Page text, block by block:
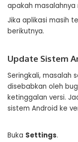
apakah masalahnya
Jika aplikasi masih
berikutnya.
Update Sistem
Seringkali, masalah
disebabkan oleh
ketinggalan versi.
sistem Android ke
Buka Settings.